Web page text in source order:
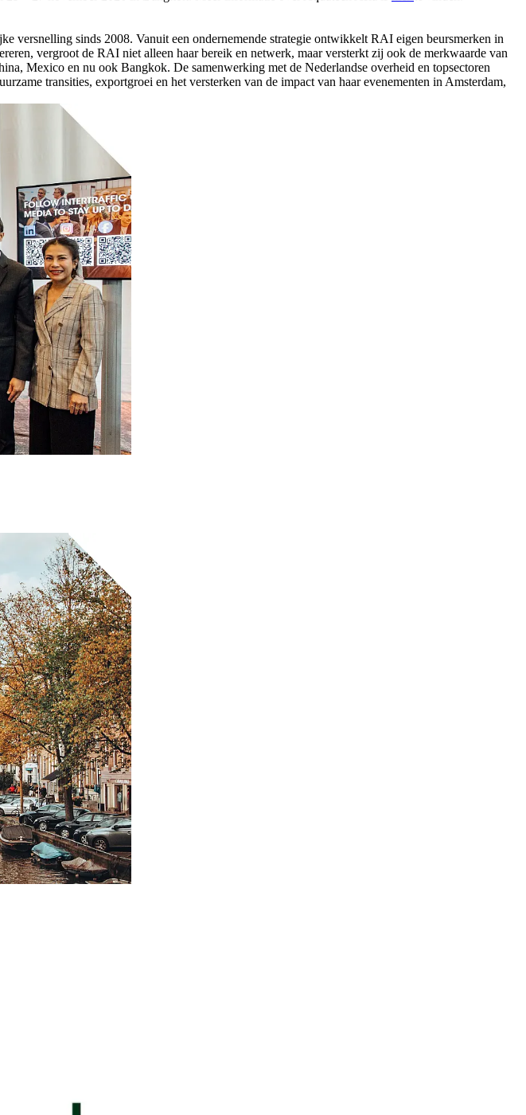
versnelling sinds 2008. Vanuit een ondernemende strategie ontwikkelt RAI eigen beursmerken in
vergroot de RAI niet alleen haar bereik en netwerk, maar versterkt zij ook de merkwaarde van
Mexico en nu ook Bangkok. De samenwerking met de Nederlandse overheid en topsectoren
transities, exportgroei en het versterken van de impact van haar evenementen in Amsterdam,